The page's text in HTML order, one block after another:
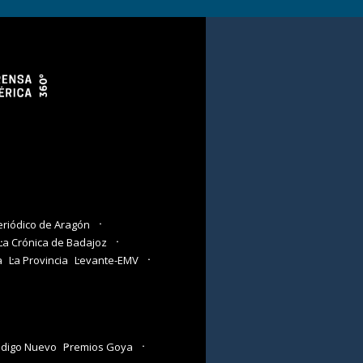
de Aragón
Crónica de Badajoz
La Provincia Levante-EMV
Nuevo Premios Goya